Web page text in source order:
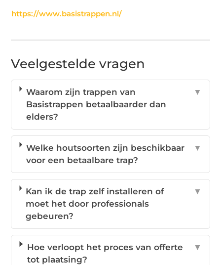
https://www.basistrappen.nl/
Veelgestelde vragen
Waarom zijn trappen van
Basistrappen betaalbaarder dan
elders?
▼
Welke houtsoorten zijn beschikbaar
voor een betaalbare trap?
▼
Kan ik de trap zelf installeren of
moet het door professionals
gebeuren?
▼
Hoe verloopt het proces van offerte
tot plaatsing?
▼